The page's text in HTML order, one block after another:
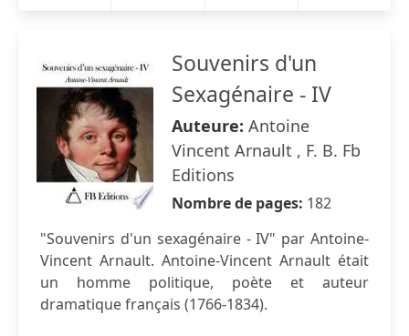
Souvenirs d'un
Sexagénaire - IV
Auteure: Antoine
Vincent Arnault , F. B. Fb
Editions
Nombre de pages: 182
"Souvenirs d'un sexagénaire - IV" par Antoine-
Vincent Arnault. Antoine-Vincent Arnault était
un homme politique, poète et auteur
dramatique français (1766-1834).